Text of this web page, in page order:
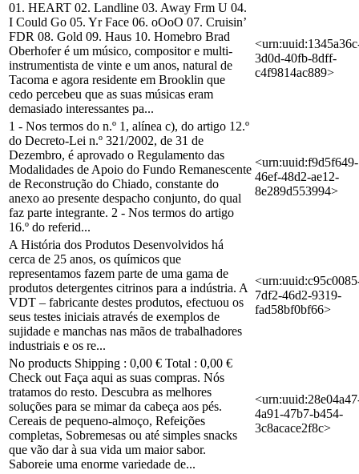
01. HEART 02. Landline 03. Away Frm U 04.
I Could Go 05. Yr Face 06. oOoO 07. Cruisin’
FDR 08. Gold 09. Haus 10. Homebro Brad
Oberhofer é um músico, compositor e multi-
instrumentista de vinte e um anos, natural de
Tacoma e agora residente em Brooklin que
cedo percebeu que as suas músicas eram
demasiado interessantes pa...
3d0d-40fb-8dff-
c4f9814ac889>
1 - Nos termos do n.º 1, alínea c), do artigo 12.º
do Decreto-Lei n.º 321/2002, de 31 de
Dezembro, é aprovado o Regulamento das
Modalidades de Apoio do Fundo Remanescente
de Reconstrução do Chiado, constante do
anexo ao presente despacho conjunto, do qual
faz parte integrante. 2 - Nos termos do artigo
16.º do referid...
<urn:uuid:f9d5f649-
46ef-48d2-ae12-
8e289d553994>
A História dos Produtos Desenvolvidos há
cerca de 25 anos, os químicos que
representamos fazem parte de uma gama de
produtos detergentes citrinos para a indústria. A
VDT – fabricante destes produtos, efectuou os
seus testes iniciais através de exemplos de
sujidade e manchas nas mãos de trabalhadores
industriais e os re...
7df2-46d2-9319-
fad58bf0bf66>
No products Shipping : 0,00 € Total : 0,00 €
Check out Faça aqui as suas compras. Nós
tratamos do resto. Descubra as melhores
soluções para se mimar da cabeça aos pés.
Cereais de pequeno-almoço, Refeições
completas, Sobremesas ou até simples snacks
que vão dar à sua vida um maior sabor.
Saboreie uma enorme variedade de...
4a91-47b7-b454-
3c8acace2f8c>